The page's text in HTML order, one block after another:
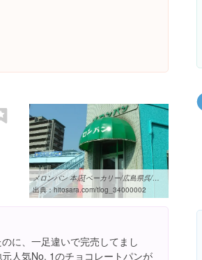
メロンパン 本店[ベーカリー/広島県呉/江田島/0823-21-1373]のおすすめ ...
出典：hitosara.com/tlog_34000002
に、一足違いで完売してまし
人気No. 1のチョコレートパンが